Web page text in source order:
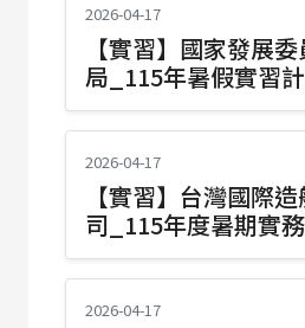
2026-04-17
【實習】國家發展
局_115年暑假實習
2026-04-17
【實習】台灣國際
司_115年度暑期實
2026-04-17